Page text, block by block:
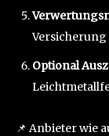
Optional
📌 Anbieter wie